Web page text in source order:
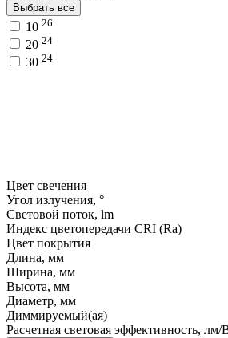
Выбрать все
10 26
20 24
30 24
Цвет свечения
Угол излучения, °
Световой поток, lm
Индекс цветопередачи CRI (Ra)
Цвет покрытия
Длина, мм
Ширина, мм
Высота, мм
Диаметр, мм
Диммируемый(ая)
Расчетная световая эффективность, лм/